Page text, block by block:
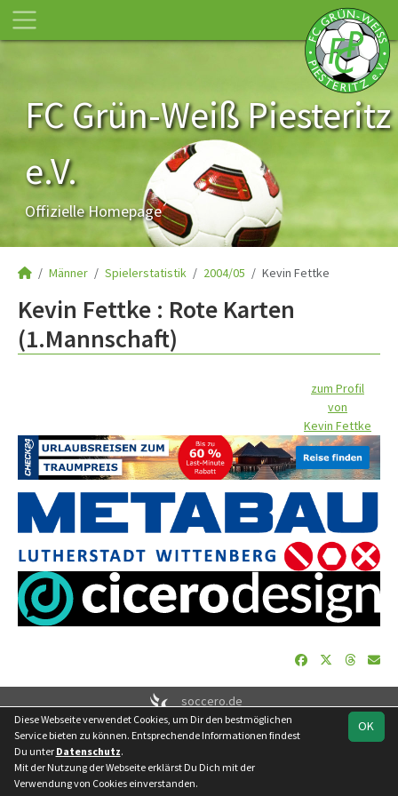
FC Grün-Weiß Piesteritz
e.V.
Offizielle Homepage
Männer Spielerstatistik 2004/05 Kevin Fettke
Kevin Fettke : Rote Karten
(1.Mannschaft)
zum Profil
von
Kevin Fettke
soccero.de
© 2006 - 2026
Besucherstatistik Geburtstage Impressum
Datenschutz
Kontakt
OK
Diese Webseite verwendet Cookies, um Dir den bestmöglichen
Service bieten zu können. Entsprechende Informationen findest
Du unter Datenschutz.
Mit der Nutzung der Webseite erklärst Du Dich mit der
Verwendung von Cookies einverstanden.